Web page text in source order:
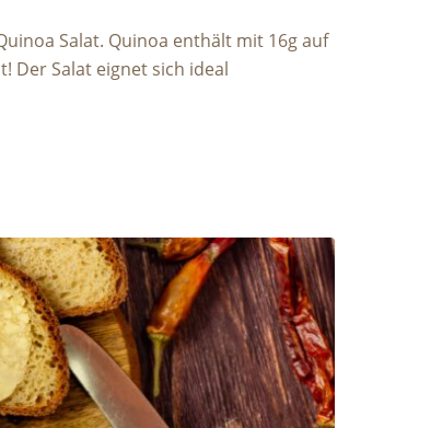
Salat. Quinoa enthält mit 16g auf
Der Salat eignet sich ideal